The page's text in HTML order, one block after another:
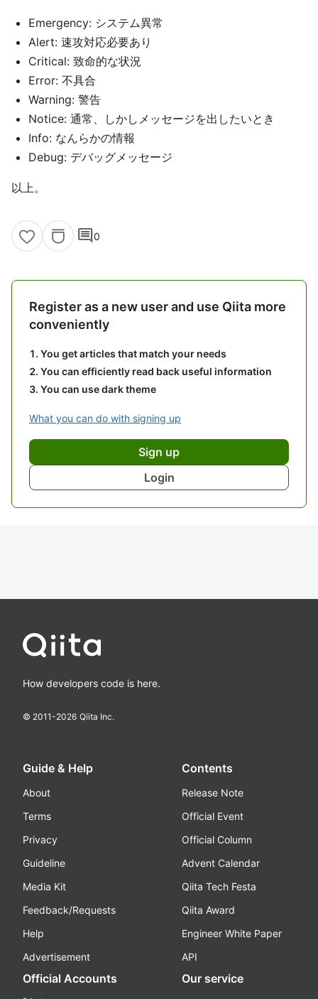
Emergency: システム異常
Alert: 速攻対応必要あり
Critical: 致命的な状況
Error: 不具合
Warning: 警告
Notice: 通常、しかしメッセージを出したいとき
Info: なんらかの情報
Debug: デバッグメッセージ
以上。
comment0
Register as a new user and use Qiita more
conveniently
You get articles that match your needs
You can efficiently read back useful information
You can use dark theme
What you can do with signing up
Sign up
Login
How developers code is here.
© 2011-2026 Qiita Inc.
Guide & Help
About
Terms
Privacy
Guideline
Media Kit
Feedback/Requests
Help
Advertisement
Contents
Release Note
Official Event
Official Column
Advent Calendar
Qiita Tech Festa
Qiita Award
Engineer White Paper
API
Official Accounts Our service